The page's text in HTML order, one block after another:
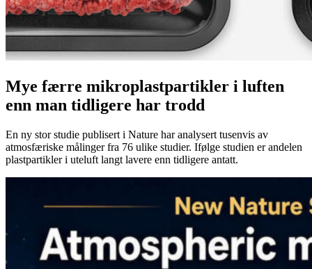
Mye færre mikroplastpartikler i luften
enn man tidligere har trodd
En ny stor studie publisert i Nature har analysert tusenvis av
atmosfæriske målinger fra 76 ulike studier. Ifølge studien er andelen
plastpartikler i uteluft langt lavere enn tidligere antatt.